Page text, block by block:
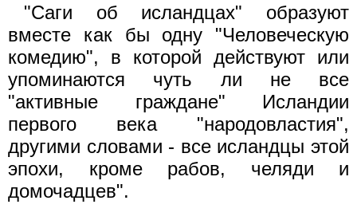
"Саги об исландцах" образуют
вместе как бы одну "Человеческую
комедию", в которой действуют или
упоминаются чуть ли не все
"активные граждане" Исландии
первого века "народовластия",
другими словами - все исландцы этой
эпохи, кроме рабов, челяди и
домочадцев".